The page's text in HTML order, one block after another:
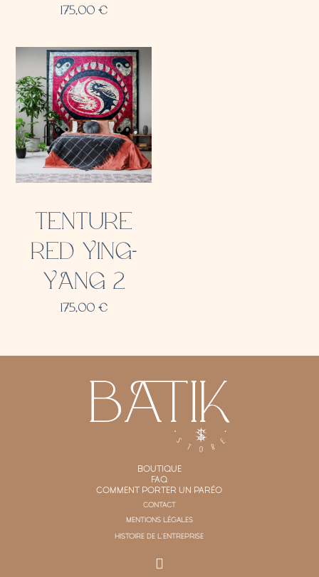
175,00 €
TENTURE
RED YING-
YANG 2
175,00 €
BOUTIQUE
FAQ
COMMENT PORTER UN PARÉO
CONTACT
MENTIONS LÉGALES
HISTOIRE DE L'ENTREPRISE